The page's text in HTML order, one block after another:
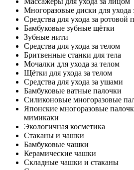
Многоразовые диски для ухода
Средства для ухода за ротовой
Бамбуковые зубные щётки
Зубные нити
Средства для ухода за телом
Бритвенные станки для тела
Мочалки для ухода за телом
Щётки для ухода за телом
Средства для ухода за ушами
Бамбуковые ватные палочки
Силиконовые многоразовые
Японские многоразовые
мимикаки
Экологичная косметика
Стаканы и чашки
Бамбуковые чашки
Керамические чашки
Складные чашки и стаканы